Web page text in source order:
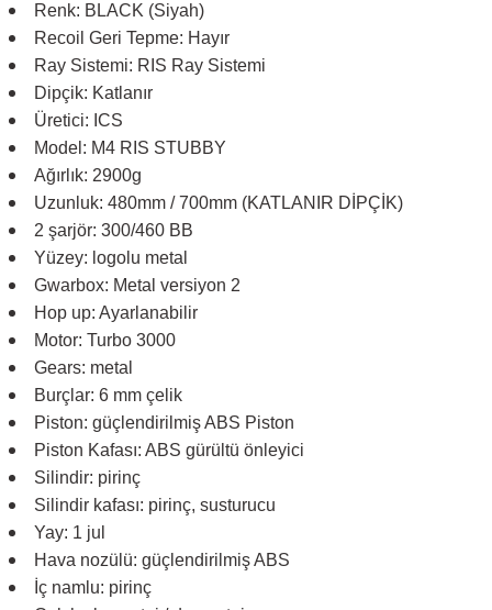
Renk: BLACK (Siyah)
Recoil Geri Tepme: Hayır
Ray Sistemi: RIS Ray Sistemi
Dipçik: Katlanır
Üretici: ICS
Model: M4 RIS STUBBY
Ağırlık: 2900g
Uzunluk: 480mm / 700mm (KATLANIR DİPÇİK)
2 şarjör: 300/460 BB
Yüzey: logolu metal
Gwarbox: Metal versiyon 2
Hop up: Ayarlanabilir
Motor: Turbo 3000
Gears: metal
Burçlar: 6 mm çelik
Piston: güçlendirilmiş ABS Piston
Piston Kafası: ABS gürültü önleyici
Silindir: pirinç
Silindir kafası: pirinç, susturucu
Yay: 1 jul
Hava nozülü: güçlendirilmiş ABS
İç namlu: pirinç